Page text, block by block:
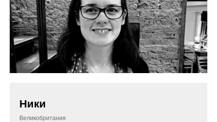
Ники
Великобритания